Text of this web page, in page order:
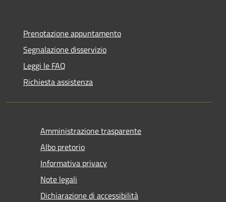
Prenotazione appuntamento
Segnalazione disservizio
Leggi le FAQ
Richiesta assistenza
Amministrazione trasparente
Albo pretorio
Informativa privacy
Note legali
Dichiarazione di accessibilità